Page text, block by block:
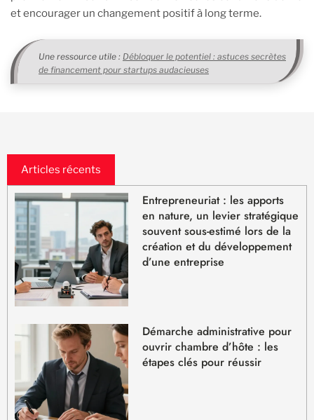
et encourager un changement positif à long terme.
Une ressource utile : Débloquer le potentiel : astuces secrètes
de financement pour startups audacieuses
Articles récents
Entrepreneuriat : les apports
en nature, un levier stratégique
souvent sous-estimé lors de la
création et du développement
d’une entreprise
Démarche administrative pour
ouvrir chambre d’hôte : les
étapes clés pour réussir